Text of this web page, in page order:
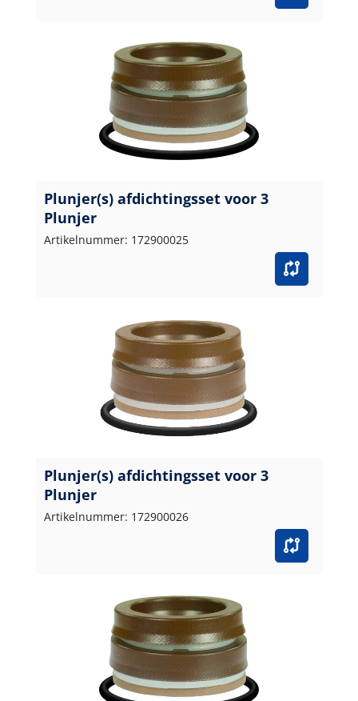
Plunjer(s) afdichtingsset voor 3
Plunjer
Artikelnummer: 172900025
Plunjer(s) afdichtingsset voor 3
Plunjer
Artikelnummer: 172900026